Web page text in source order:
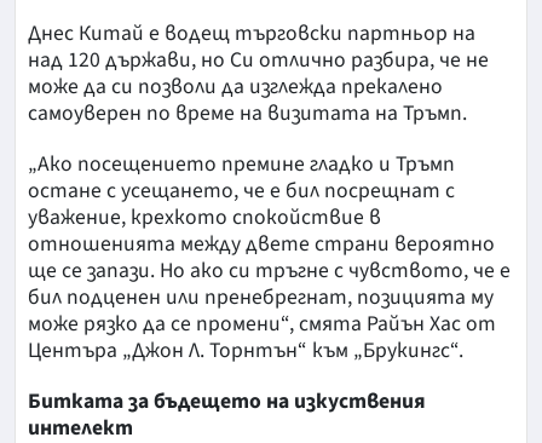
Днес Китай е водещ търговски партньор на
над 120 държави, но Си отлично разбира, че не
може да си позволи да изглежда прекалено
самоуверен по време на визитата на Тръмп.
„Ако посещението премине гладко и Тръмп
остане с усещането, че е бил посрещнат с
уважение, крехкото спокойствие в
отношенията между двете страни вероятно
ще се запази. Но ако си тръгне с чувството, че е
бил подценен или пренебрегнат, позицията му
може рязко да се промени“, смята Райън Хас от
Центъра „Джон Л. Торнтън“ към „Брукингс“.
Битката за бъдещето на изкуствения
интелект